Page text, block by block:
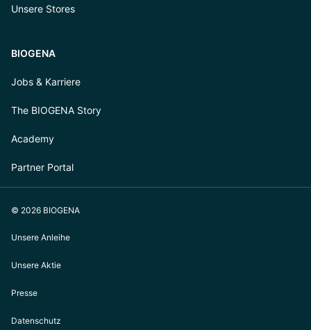
Unsere Stores
BIOGENA
Jobs & Karriere
The BIOGENA Story
Academy
Partner Portal
© 2026 BIOGENA
Unsere Anleihe
Unsere Aktie
Presse
Datenschutz